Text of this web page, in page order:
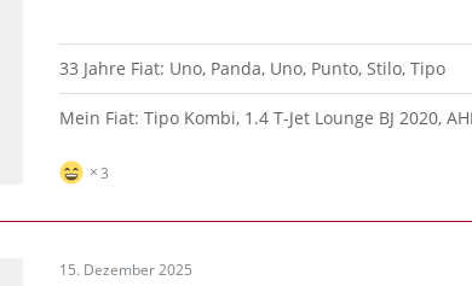
33 Jahre Fiat: Uno, Panda, Uno, Punto, Stilo, Tipo
Mein Fiat: Tipo Kombi, 1.4 T-Jet Lounge BJ 2020,
3
15. Dezember 2025